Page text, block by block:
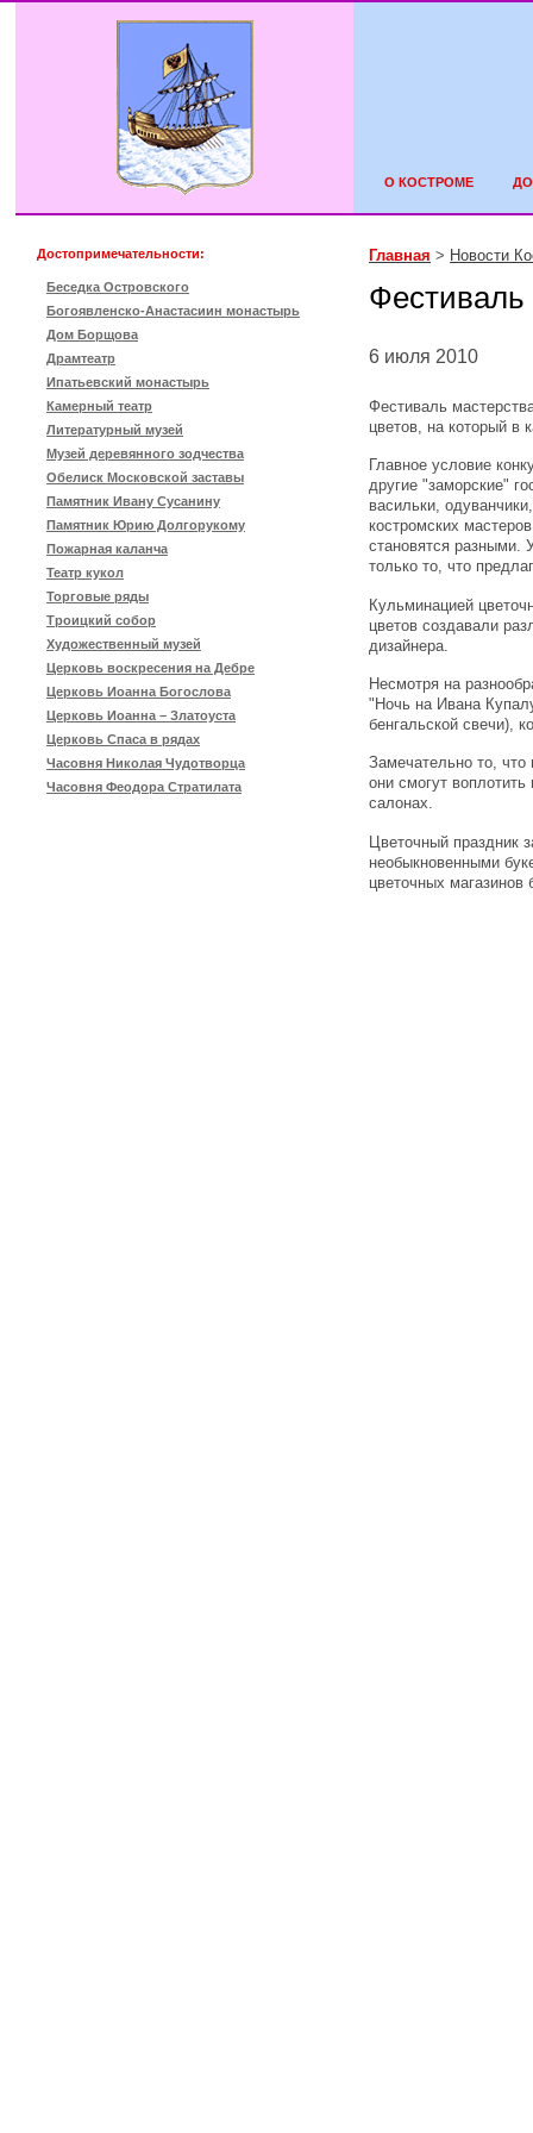
О КОСТРОМЕ
Достопримечательности:
Беседка Островского
Богоявленско-Анастасиин монастырь
Дом Борщова
Драмтеатр
Ипатьевский монастырь
Камерный театр
Литературный музей
Музей деревянного зодчества
Обелиск Московской заставы
Памятник Ивану Сусанину
Памятник Юрию Долгорукому
Пожарная каланча
Театр кукол
Торговые ряды
Троицкий собор
Художественный музей
Церковь воскресения на Дебре
Церковь Иоанна Богослова
Церковь Иоанна – Златоуста
Церковь Спаса в рядах
Часовня Николая Чудотворца
Часовня Феодора Стратилата
Главная > Новости
6 июля 2010
Фестиваль
цветов, на который в
Главное условие
другие "заморские"
васильки,
костромских
становятся разными.
только то, что
Кульминацией
цветов создавали
дизайнера.
Несмотря на
"Ночь на Ивана
бенгальской свечи),
Замечательно то,
они смогут
салонах.
Цветочный праздник
необыкновенными
цветочных